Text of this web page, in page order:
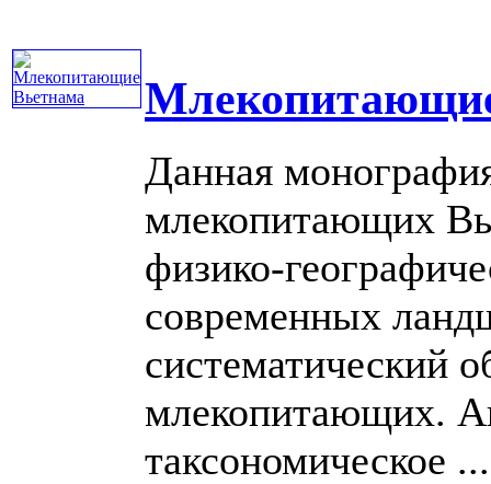
Данная
млекопитающих
физико-
современных
систематический
млекопитающих.
таксономическое